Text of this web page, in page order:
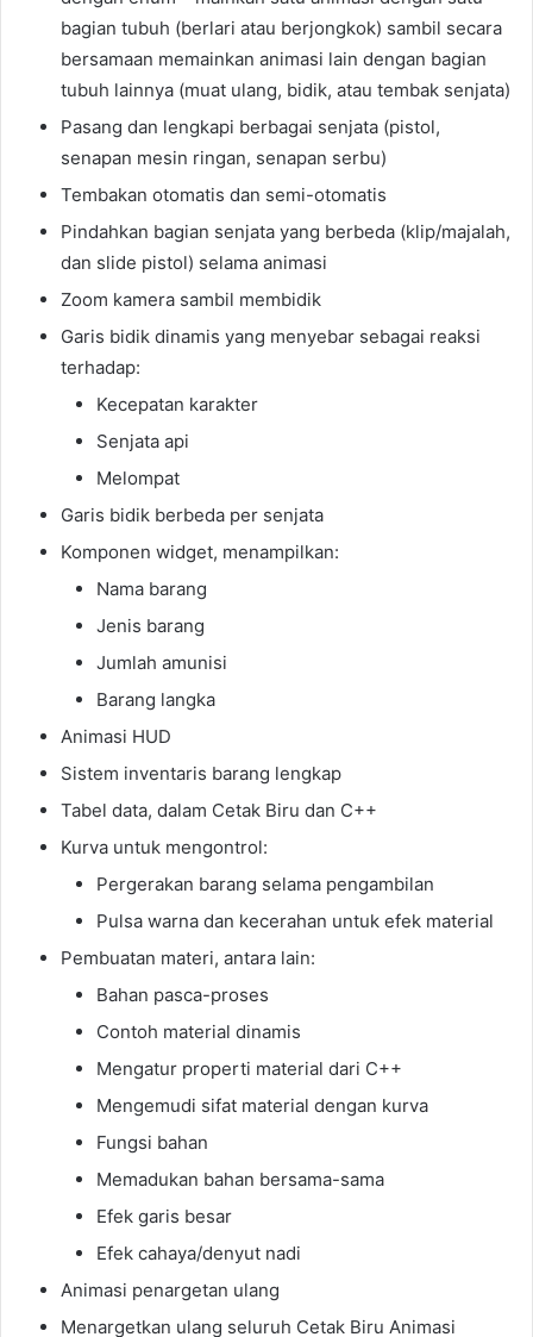
bagian tubuh (berlari atau berjongkok) sambil secara
bersamaan memainkan animasi lain dengan bagian
tubuh lainnya (muat ulang, bidik, atau tembak senjata)
Pasang dan lengkapi berbagai senjata (pistol,
senapan mesin ringan, senapan serbu)
Tembakan otomatis dan semi-otomatis
Pindahkan bagian senjata yang berbeda (klip/majalah,
dan slide pistol) selama animasi
Zoom kamera sambil membidik
Garis bidik dinamis yang menyebar sebagai reaksi
terhadap:
Kecepatan karakter
Senjata api
Melompat
Garis bidik berbeda per senjata
Komponen widget, menampilkan:
Nama barang
Jenis barang
Jumlah amunisi
Barang langka
Animasi HUD
Sistem inventaris barang lengkap
Tabel data, dalam Cetak Biru dan C++
Kurva untuk mengontrol:
Pergerakan barang selama pengambilan
Pulsa warna dan kecerahan untuk efek material
Pembuatan materi, antara lain:
Bahan pasca-proses
Contoh material dinamis
Mengatur properti material dari C++
Mengemudi sifat material dengan kurva
Fungsi bahan
Memadukan bahan bersama-sama
Efek garis besar
Efek cahaya/denyut nadi
Animasi penargetan ulang
Menargetkan ulang seluruh Cetak Biru Animasi